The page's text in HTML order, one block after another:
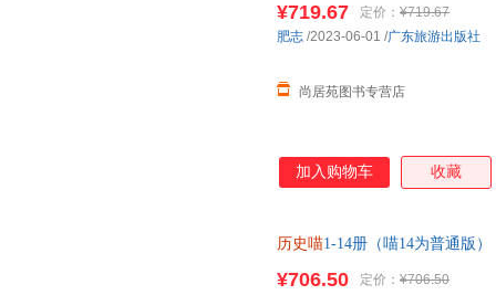
¥719.67 定价： ¥719.67
尚居苑图书专营店
肥志 /2023-06-01 /广东旅游出版社
加入购物车 收藏
历史喵1-14册（喵14为普通版
¥706.50 定价： ¥706.50